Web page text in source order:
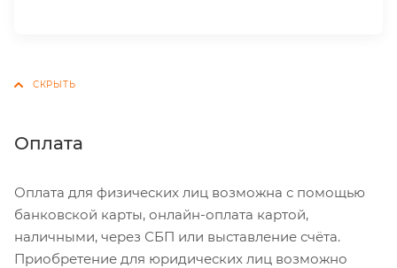
Оплата
Оплата для физических лиц возможна с помощью
банковской карты, онлайн-оплата картой,
наличными, через СБП или выставление счёта.
Приобретение для юридических лиц возможно